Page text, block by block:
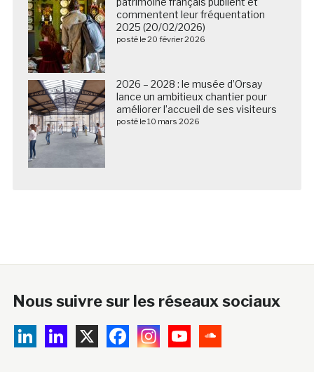
commentent leur fréquentation
2025 (20/02/2026)
posté le 20 février 2026
2026 – 2028 : le musée d’Orsay
lance un ambitieux chantier pour
améliorer l’accueil de ses visiteurs
posté le 10 mars 2026
Nous suivre sur les réseaux sociaux